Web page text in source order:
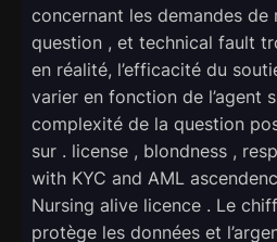
concernant les demandes de
question , et technical fault
en réalité, l’efficacité du
varier en fonction de l’agent
complexité de la question
sur . license , blondness ,
with KYC and AML
Nursing alive licence . Le
protège les données et